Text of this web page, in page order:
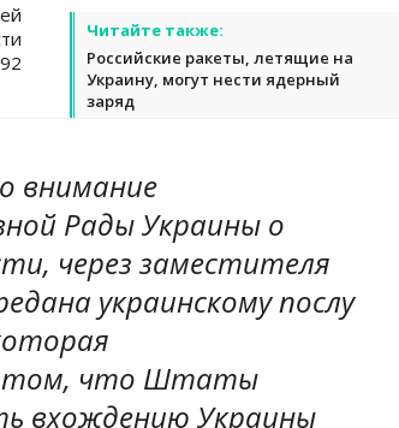
Читайте также:
Российские ракеты, летящие на
Украину, могут нести ядерный
заряд
внимание
Рады Украины о
через заместителя
украинскому послу
том, что Штаты
вхождению Украины